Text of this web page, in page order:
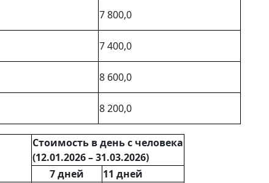
7 800,0
7 400,0
8 600,0
8 200,0
Стоимость в день с человека
(12.01.2026 – 31.03.2026)
7 дней
11 дней